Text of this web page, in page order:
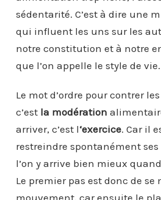
sédentarité. C’est à dire une
qui influent les uns sur les
notre constitution et à notre
que l’on appelle le style de vie.
Le mot d’ordre pour contrer
c’est la modération
arriver, c’est l‘exercice. Car il
restreindre spontanément
l’on y arrive bien mieux
Le premier pas est donc de se
mouvement, car ensuite le